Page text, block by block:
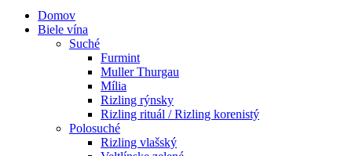
Domov
Biele vína
Suché
Furmint
Muller Thurgau
Mília
Rizling rýnsky
Rizling rituál / Rizling korenistý
Polosuché
Rizling vlašský